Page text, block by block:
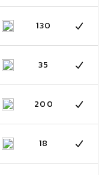
130
35
200
18